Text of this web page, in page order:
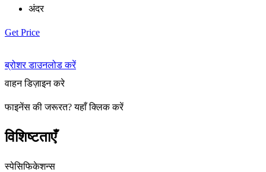
अंदर
Get Price
ब्रोशर डाउनलोड करें
वाहन डिज़ाइन करे
फाइनेंस की जरूरत?यहाँ क्लिक करें
विशिष्टताएँ
स्पेसिफिकेशन्स